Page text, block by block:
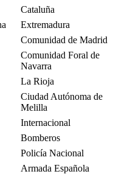
Cataluña
Extremadura
Comunidad de Madrid
Comunidad Foral de
Navarra
La Rioja
Ciudad Autónoma de
Melilla
Internacional
Bomberos
Policía Nacional
Armada Española